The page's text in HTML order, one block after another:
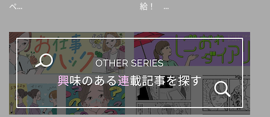
ペ...
給！ ...